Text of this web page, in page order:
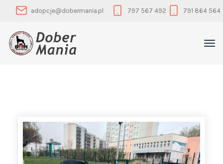
adopcje@dobermania.pl 797 567 492 791 864 564